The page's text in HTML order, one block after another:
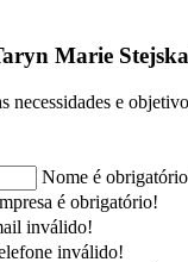
Marie
necessidades e
Nome é
é obrigatório!
inválido!
inválido!